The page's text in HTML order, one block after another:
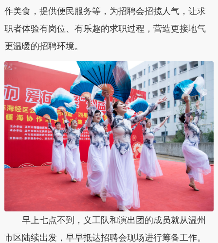
作美食，提供便民服务等，为招聘会招揽人气，让求
职者体验有岗位、有乐趣的求职过程，营造更接地气
更温暖的招聘环境。
早上七点不到，义工队和演出团的成员就从温州
市区陆续出发，早早抵达招聘会现场进行筹备工作。